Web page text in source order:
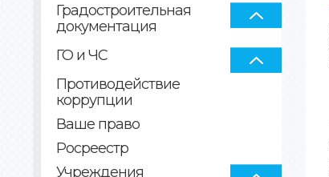
Градостроительная
документация
ГО и ЧС
Противодействие
коррупции
Ваше право
Росреестр
Учреждения